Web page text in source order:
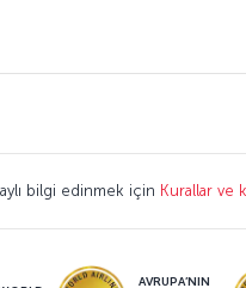
bilgi edinmek için Kurallar ve
AVRUPA’NIN